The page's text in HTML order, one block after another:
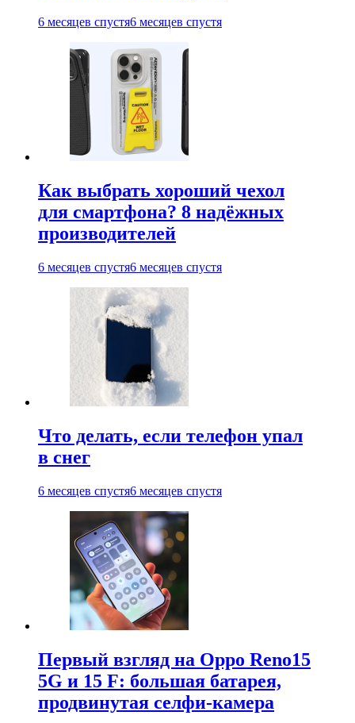
6 месяцев спустя6 месяцев спустя
Как выбрать хороший чехол
для смартфона? 8 надёжных
производителей
6 месяцев спустя6 месяцев спустя
Что делать, если телефон упал
в снег
6 месяцев спустя6 месяцев спустя
Первый взгляд на Oppo Reno15
5G и 15 F: большая батарея,
продвинутая селфи-камера